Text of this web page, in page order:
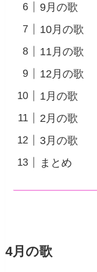
9月の歌
10月の歌
11月の歌
12月の歌
1月の歌
2月の歌
3月の歌
まとめ
4月の歌